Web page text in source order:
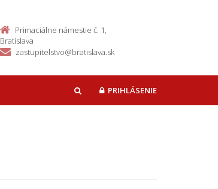
Primaciálne námestie č. 1,
Bratislava
zastupitelstvo@bratislava.sk
HĽADAŤPRIHLÁSENIE